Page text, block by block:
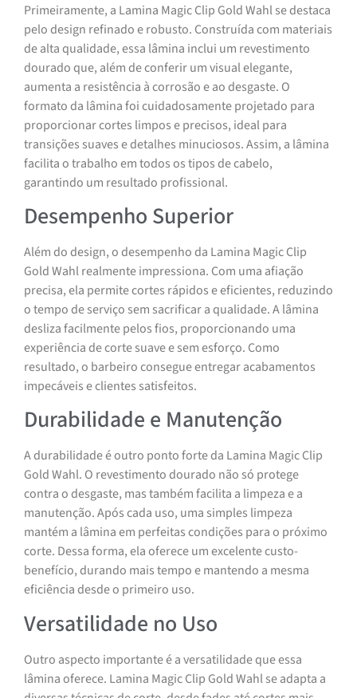
Primeiramente, a Lamina Magic Clip Gold Wahl se destaca
pelo design refinado e robusto. Construída com materiais
de alta qualidade, essa lâmina inclui um revestimento
dourado que, além de conferir um visual elegante,
aumenta a resistência à corrosão e ao desgaste. O
formato da lâmina foi cuidadosamente projetado para
proporcionar cortes limpos e precisos, ideal para
transições suaves e detalhes minuciosos. Assim, a lâmina
facilita o trabalho em todos os tipos de cabelo,
garantindo um resultado profissional.
Desempenho Superior
Além do design, o desempenho da Lamina Magic Clip
Gold Wahl realmente impressiona. Com uma afiação
precisa, ela permite cortes rápidos e eficientes, reduzindo
o tempo de serviço sem sacrificar a qualidade. A lâmina
desliza facilmente pelos fios, proporcionando uma
experiência de corte suave e sem esforço. Como
resultado, o barbeiro consegue entregar acabamentos
impecáveis e clientes satisfeitos.
Durabilidade e Manutenção
A durabilidade é outro ponto forte da Lamina Magic Clip
Gold Wahl. O revestimento dourado não só protege
contra o desgaste, mas também facilita a limpeza e a
manutenção. Após cada uso, uma simples limpeza
mantém a lâmina em perfeitas condições para o próximo
corte. Dessa forma, ela oferece um excelente custo-
benefício, durando mais tempo e mantendo a mesma
eficiência desde o primeiro uso.
Versatilidade no Uso
Outro aspecto importante é a versatilidade que essa
lâmina oferece. Lamina Magic Clip Gold Wahl se adapta a